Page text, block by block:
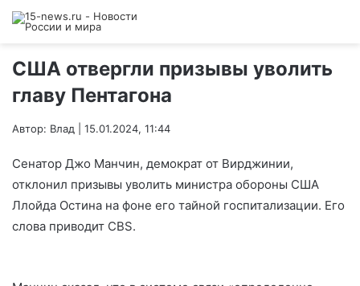
США отвергли призывы уволить
главу Пентагона
Автор: Влад | 15.01.2024, 11:44
Сенатор Джо Манчин, демократ от Вирджинии,
отклонил призывы уволить министра обороны США
Ллойда Остина на фоне его тайной госпитализации. Его
слова приводит CBS.